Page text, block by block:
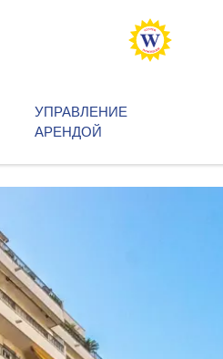
УПРАВЛЕНИЕ
АРЕНДОЙ